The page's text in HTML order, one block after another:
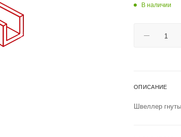
В наличии
ОПИСАНИЕ
Швеллер